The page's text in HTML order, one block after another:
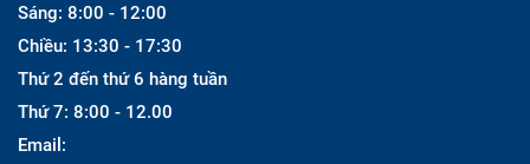
Sáng: 8:00 - 12:00
Chiều: 13:30 - 17:30
Thứ 2 đến thứ 6 hàng tuần
Thứ 7: 8:00 - 12.00
Email: